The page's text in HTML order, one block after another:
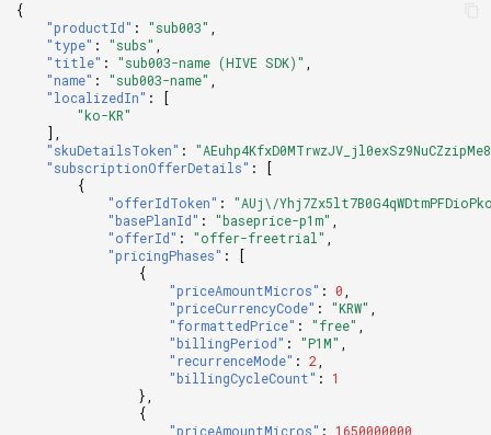
{
"productId" : "sub003"
"type" : "subs"
"title" : "sub003-name (HIVE SDK)"
"name" : "sub003-name"
"localizedIn" :
[
"ko-KR"
],
"skuDetailsToken" :
"subscriptionOfferDetails" :
[
{
"offerIdToken" :
"AUj\/
"basePlanId" : "baseprice-p1m"
"offerId" : "offer-freetrial"
"pricingPhases" :
[
{
"priceAmountMicros" : 0
"priceCurrencyCode" : "KRW"
"formattedPrice" : "free"
"billingPeriod" : "P1M"
"recurrenceMode" : 2
"billingCycleCount" : 1
},
{
"priceAmountMicros" : 1650000000